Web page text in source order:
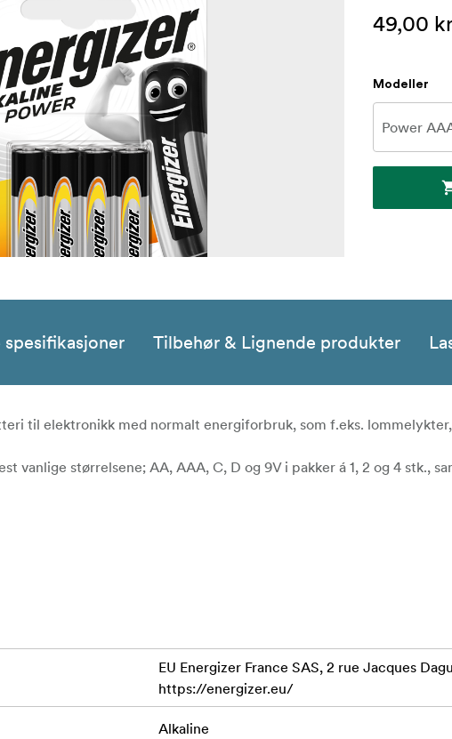
49,00
Modeller
spesifikasjoner Tilbehør & Lignende produkter
til elektronikk med normalt energiforbruk, som f.eks.
vanlige størrelsene; AA, AAA, C, D og 9V i pakker á 1, 2 og 4 stk.,
EU Energizer France SAS, 2 rue Jacques
https://energizer.eu/
Alkaline